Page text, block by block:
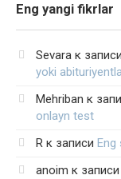
Eng yangi fikrlar
Sevara к записи
yoki
Mehriban к
onlayn test
R к записи Eng
anoim к записи